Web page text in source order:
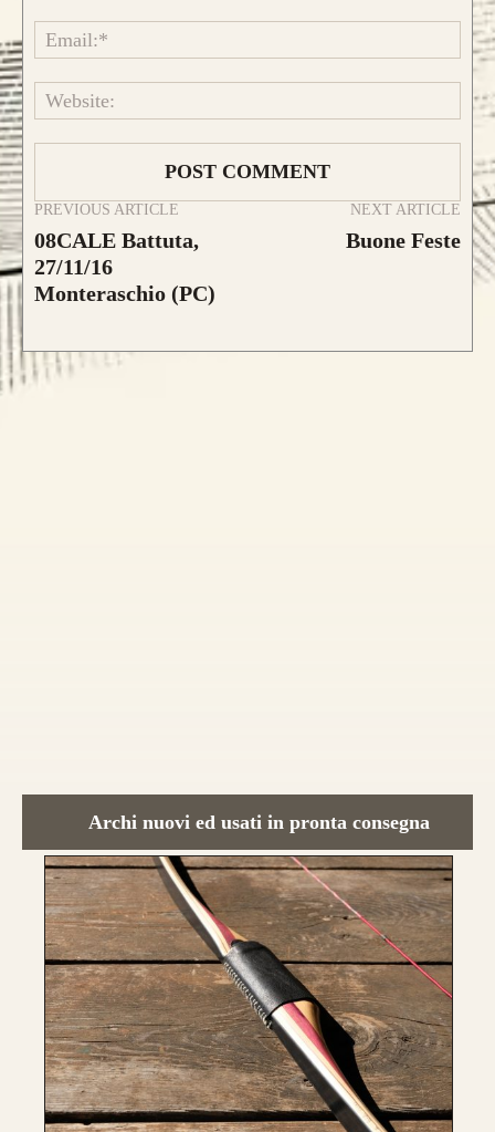
CONFIGURA E ORDINA IL
Nasce un nuovo modello di punta, uguale
nei colori e nelle essenza ad HELIOS.
Rispetto ad Helios, Alben segue le
caratteristiche del modello Ashram
con 4
lamine di legno,due di tasso e due di
bambù.
Fibre di vetro color Nero.
PREVIOUS ARTICLE
08CALE Battuta,
27/11/16
Monteraschio (PC)
NEXT ARTICLE
Buone Feste
Archi nuovi ed usati in pronta consegna